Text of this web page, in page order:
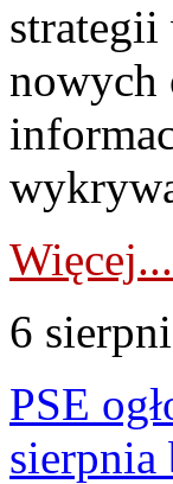
strategii
nowych
Więcej...
6
PSE
sierpnia